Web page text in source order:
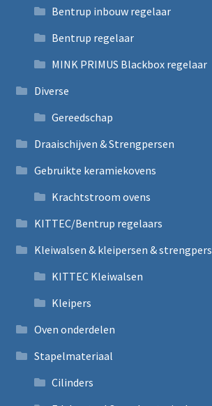
Bentrup inbouw regelaar
Bentrup regelaar
MINK PRIMUS Blackbox regelaar
Diverse
Gereedschap
Draaischijven & Strengpersen
Gebruikte keramiekovens
Krachtstroom ovens
KITTEC/Bentrup regelaars
Kleiwalsen & kleipersen & strengpers
KITTEC Kleiwalsen
Kleipers
Oven onderdelen
Stapelmateriaal
Cilinders